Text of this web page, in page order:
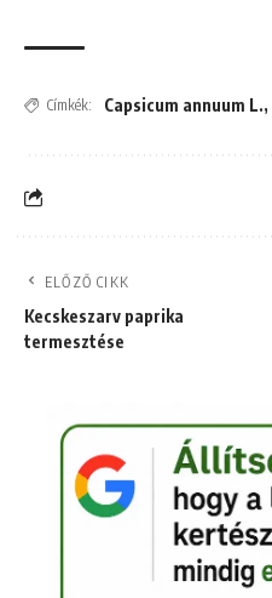
Címkék: Capsicum annuum L.,
ELŐZŐ CIKK
Kecskeszarv paprika
termesztése